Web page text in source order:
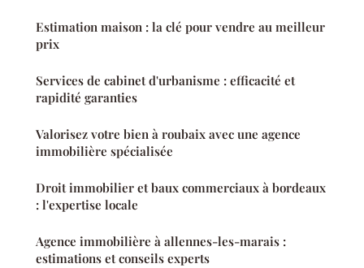
Estimation maison : la clé pour vendre au meilleur
prix
Services de cabinet d'urbanisme : efficacité et
rapidité garanties
Valorisez votre bien à roubaix avec une agence
immobilière spécialisée
Droit immobilier et baux commerciaux à bordeaux
: l'expertise locale
Agence immobilière à allennes-les-marais :
estimations et conseils experts